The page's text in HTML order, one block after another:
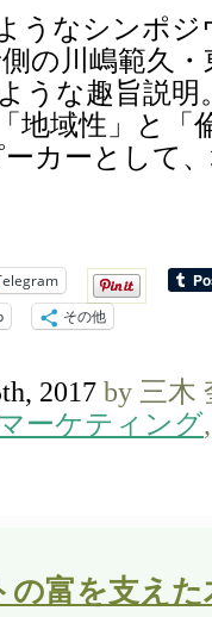
うなシンポ
の川嶋範久
うな趣旨説明
地域性」と「
カーとして
その他
2017 by 三木
ーケティング
の富を支え